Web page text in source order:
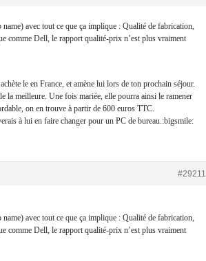
avec tout ce que ça implique : Qualité de fabrication,
comme Dell, le rapport qualité-prix n’est plus vraiment
le en France, et amène lui lors de ton prochain séjour.
la meilleure. Une fois mariée, elle pourra ainsi le ramener
on en trouve à partir de 600 euros TTC.
à lui en faire changer pour un PC de bureau.:bigsmile:
#29211
avec tout ce que ça implique : Qualité de fabrication,
comme Dell, le rapport qualité-prix n’est plus vraiment